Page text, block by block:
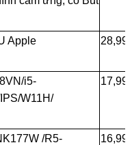
Apple
i5-
W11H/
/R5-